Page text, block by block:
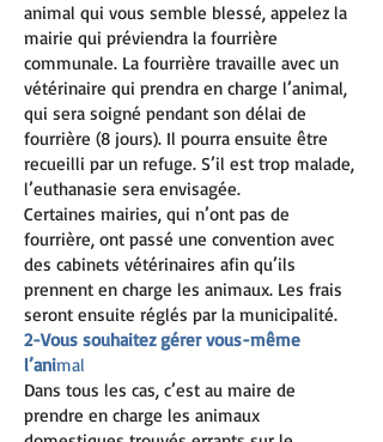
animal qui vous semble blessé, appelez la
mairie qui préviendra la fourrière
communale. La fourrière travaille avec un
vétérinaire qui prendra en charge l’animal,
qui sera soigné pendant son délai de
fourrière (8 jours). Il pourra ensuite être
recueilli par un refuge. S’il est trop malade,
l’euthanasie sera envisagée.
Certaines mairies, qui n’ont pas de
fourrière, ont passé une convention avec
des cabinets vétérinaires afin qu’ils
prennent en charge les animaux. Les frais
seront ensuite réglés par la municipalité.
2-Vous souhaitez gérer vous-même
l’animal
Dans tous les cas, c’est au maire de
prendre en charge les animaux